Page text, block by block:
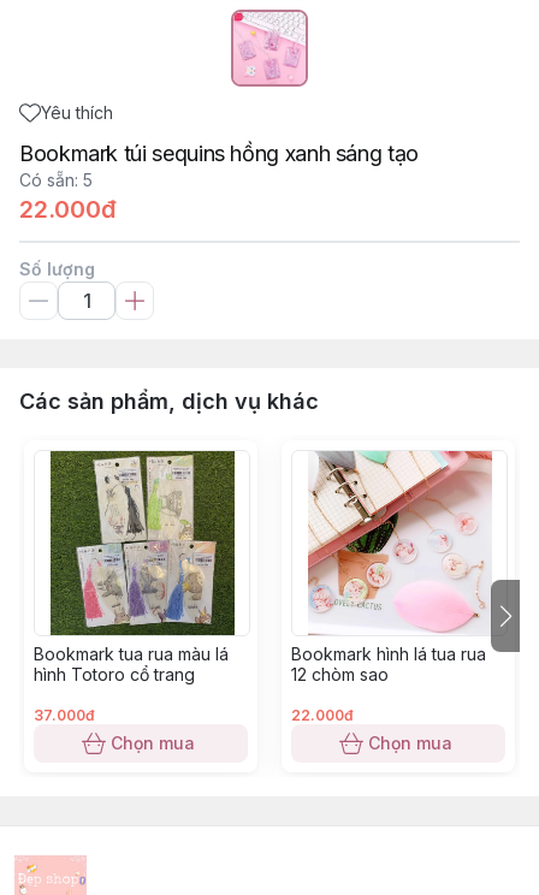
Yêu thích
Bookmark túi sequins hồng xanh sáng tạo
Có sẵn: 5
22.000đ
Số lượng
Các sản phẩm, dịch vụ khác
Bookmark tua rua màu lá
hình Totoro cổ trang
37.000đ
Chọn mua
Bookmark hình lá tua rua
12 chòm sao
22.000đ
Chọn mua